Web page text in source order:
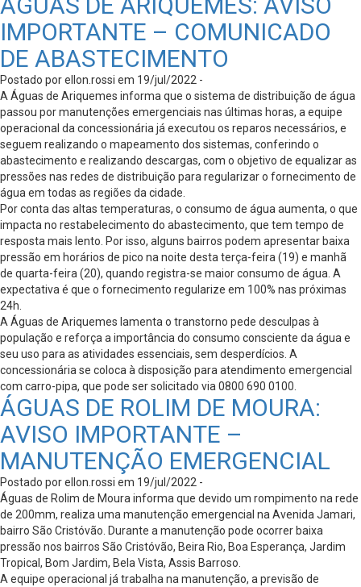
IMPORTANTE – COMUNICADO
DE ABASTECIMENTO
Postado por ellon.rossi em 19/jul/2022 -
A Águas de Ariquemes informa que o sistema de distribuição de água
passou por manutenções emergenciais nas últimas horas, a equipe
operacional da concessionária já executou os reparos necessários, e
seguem realizando o mapeamento dos sistemas, conferindo o
abastecimento e realizando descargas, com o objetivo de equalizar as
pressões nas redes de distribuição para regularizar o fornecimento de
água em todas as regiões da cidade.
Por conta das altas temperaturas, o consumo de água aumenta, o que
impacta no restabelecimento do abastecimento, que tem tempo de
resposta mais lento. Por isso, alguns bairros podem apresentar baixa
pressão em horários de pico na noite desta terça-feira (19) e manhã
de quarta-feira (20), quando registra-se maior consumo de água. A
expectativa é que o fornecimento regularize em 100% nas próximas
24h.
A Águas de Ariquemes lamenta o transtorno pede desculpas à
população e reforça a importância do consumo consciente da água e
seu uso para as atividades essenciais, sem desperdícios. A
concessionária se coloca à disposição para atendimento emergencial
com carro-pipa, que pode ser solicitado via 0800 690 0100.
ÁGUAS DE ROLIM DE MOURA:
AVISO IMPORTANTE –
MANUTENÇÃO EMERGENCIAL
Postado por ellon.rossi em 19/jul/2022 -
Águas de Rolim de Moura informa que devido um rompimento na rede
de 200mm, realiza uma manutenção emergencial na Avenida Jamari,
bairro São Cristóvão. Durante a manutenção pode ocorrer baixa
pressão nos bairros São Cristóvão, Beira Rio, Boa Esperança, Jardim
Tropical, Bom Jardim, Bela Vista, Assis Barroso.
A equipe operacional já trabalha na manutenção, a previsão de